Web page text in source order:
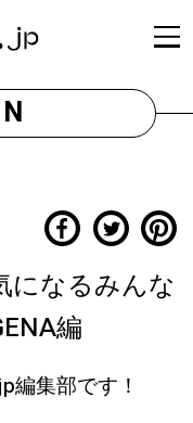
になるみんな
編
編集部です！